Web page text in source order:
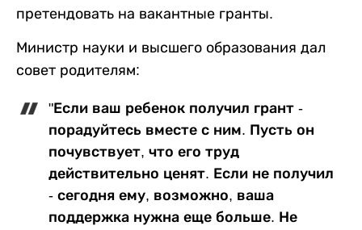
претендовать на вакантные гранты.
Министр науки и высшего образования дал
совет родителям:
"Если ваш ребенок получил грант -
порадуйтесь вместе с ним. Пусть он
почувствует, что его труд
действительно ценят. Если не получил
- сегодня ему, возможно, ваша
поддержка нужна еще больше. Не